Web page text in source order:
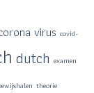
virus covid-
dutch examen
theorie